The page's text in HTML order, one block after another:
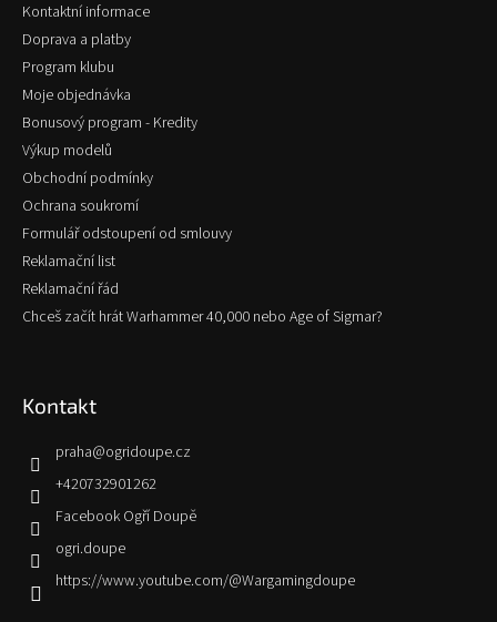
Kontaktní informace
Doprava a platby
Program klubu
Moje objednávka
Bonusový program - Kredity
Výkup modelů
Obchodní podmínky
Ochrana soukromí
Formulář odstoupení od smlouvy
Reklamační list
Reklamační řád
Chceš začít hrát Warhammer 40,000 nebo Age of Sigmar?
Kontakt
praha@ogridoupe.cz
+420732901262
Facebook Ogří Doupě
ogri.doupe
https://www.youtube.com/@Wargamingdoupe